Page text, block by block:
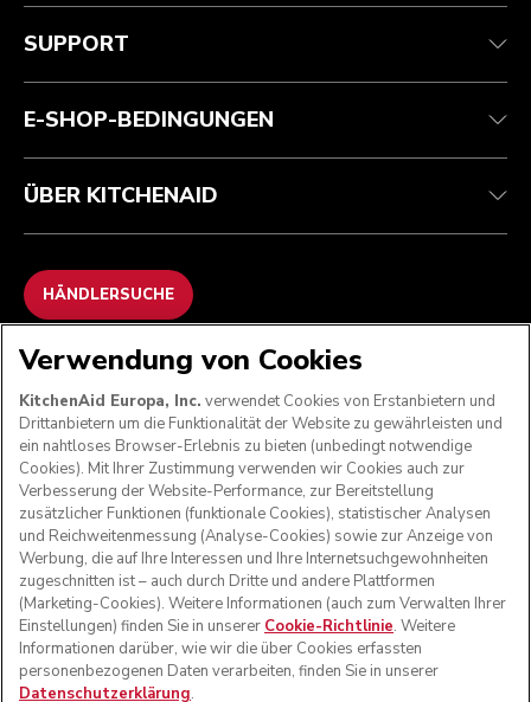
Kundenservice
Garantie und Dokumente
Kontaktieren Sie uns.
Teilnahmebedingungen
Rückgaben und Erstattungen
Impressum
ODR
Die Marke
Händlersuche
SUPPORT
E-SHOP-BEDINGUNGEN
ÜBER KITCHENAID
HÄNDLERSUCHE
WIR AKZEPTIEREN
FOLGEN SIE UNS
Verwendung von Cookies
KitchenAid Europa, Inc. verwendet Cookies von Erstanbietern und
Drittanbietern um die Funktionalität der Website zu gewährleisten und
ein nahtloses Browser-Erlebnis zu bieten (unbedingt notwendige
Cookies). Mit Ihrer Zustimmung verwenden wir Cookies auch zur
Verbesserung der Website-Performance, zur Bereitstellung
zusätzlicher Funktionen (funktionale Cookies), statistischer Analysen
und Reichweitenmessung (Analyse-Cookies) sowie zur Anzeige von
Werbung, die auf Ihre Interessen und Ihre Internetsuchgewohnheiten
zugeschnitten ist – auch durch Dritte und andere Plattformen
(Marketing-Cookies). Weitere Informationen (auch zum Verwalten Ihrer
Einstellungen) finden Sie in unserer Cookie-Richtlinie. Weitere
Informationen darüber, wie wir die über Cookies erfassten
personenbezogenen Daten verarbeiten, finden Sie in unserer
Datenschutzerklärung.